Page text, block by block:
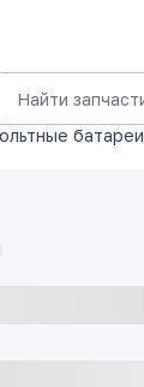
батареи